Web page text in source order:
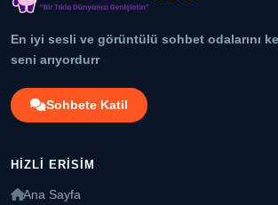
En iyi sesli ve görüntülü sohbet odalarını
seni arıyordurr
Sohbete Katil
HIZLI ERISIM
Ana Sayfa